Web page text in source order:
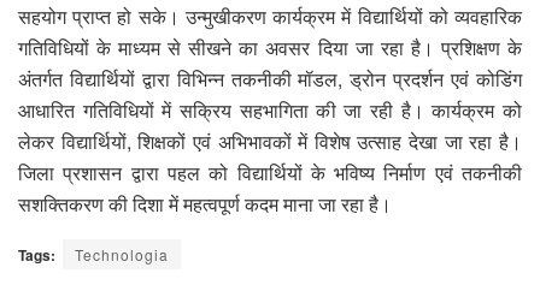
सहयोग प्राप्त हो सके। उन्मुखीकरण कार्यक्रम में विद्यार्थियों को व्यवहारिक
गतिविधियों के माध्यम से सीखने का अवसर दिया जा रहा है। प्रशिक्षण के
अंतर्गत विद्यार्थियों द्वारा विभिन्न तकनीकी मॉडल, ड्रोन प्रदर्शन एवं कोडिंग
आधारित गतिविधियों में सक्रिय सहभागिता की जा रही है। कार्यक्रम को
लेकर विद्यार्थियों, शिक्षकों एवं अभिभावकों में विशेष उत्साह देखा जा रहा है।
जिला प्रशासन द्वारा पहल को विद्यार्थियों के भविष्य निर्माण एवं तकनीकी
सशक्तिकरण की दिशा में महत्वपूर्ण कदम माना जा रहा है।
Tags: Technologia